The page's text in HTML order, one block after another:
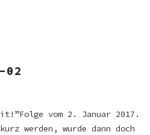
02
vom 2. Januar 2017.
werden, wurde dann doch